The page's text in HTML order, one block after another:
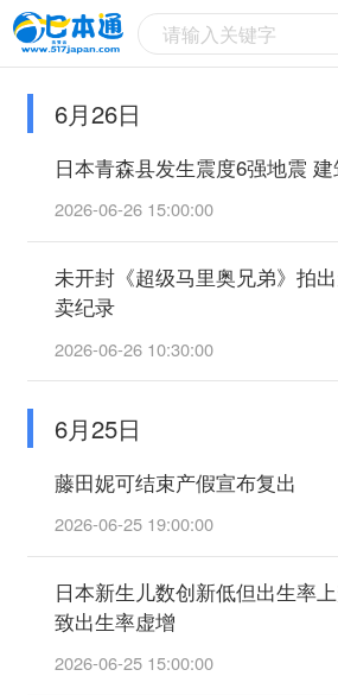
请输入关键字
6月26日
日本青森县发生震度6强地震
2026-06-26 15:00:00
未开封《超级马里奥兄弟》拍
卖纪录
2026-06-26 10:30:00
6月25日
藤田妮可结束产假宣布复出
2026-06-25 19:00:00
日本新生儿数创新低但出生率
致出生率虚增
2026-06-25 15:00:00